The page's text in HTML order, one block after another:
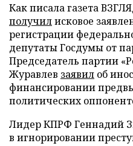
Как писала газета
получилисковое
регистрации
депутаты Госдумы от
Председатель партии
Журавлев заявил об
финансировании
политических
Лидер КПРФ Геннадий
в игнорировании